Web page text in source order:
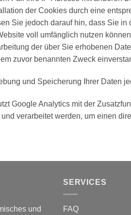
der Cookies durch eine
Sie jedoch darauf hin, dass Sie
voll umfänglich nutzen
der über Sie erhobenen
zuvor benannten Zweck
und Speicherung Ihrer Daten
Google Analytics mit der
verarbeitet werden, um einen
und
SERVICES
FAQ